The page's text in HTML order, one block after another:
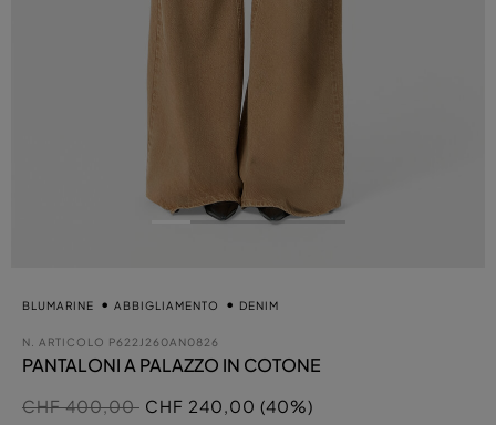
BLUMARINE ABBIGLIAMENTO DENIM
N. ARTICOLO P622J260AN0826
PANTALONI A PALAZZO IN COTONE
Prezzo ridotto da
CHF 400,00aCHF 240,00 (40%)